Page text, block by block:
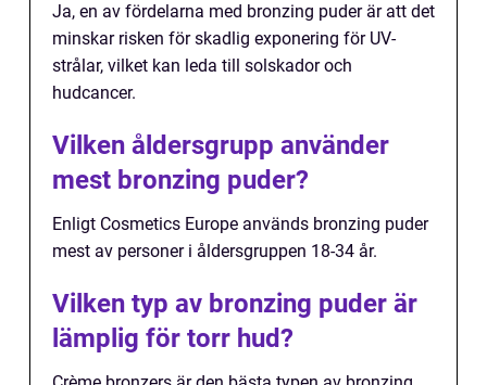
Ja, en av fördelarna med bronzing puder är att det
minskar risken för skadlig exponering för UV-
strålar, vilket kan leda till solskador och
hudcancer.
Vilken åldersgrupp använder
mest bronzing puder?
Enligt Cosmetics Europe används bronzing puder
mest av personer i åldersgruppen 18-34 år.
Vilken typ av bronzing puder är
lämplig för torr hud?